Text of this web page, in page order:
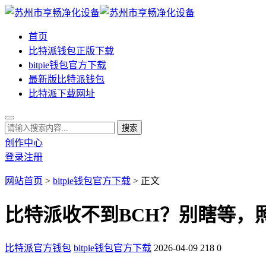
首页
比特派钱包正版下载
bitpie钱包官方下载
最新版比特派钱包
比特派下载网址
创作中心
登录注册
网站首页 > bitpie钱包官方下载 > 正文
比特派收不到BCH？别瞎等，
比特派官方钱包 bitpie钱包官方下载 2026-04-09 218 0